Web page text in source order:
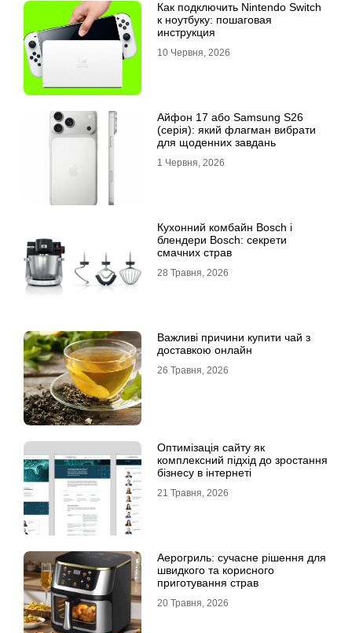
Как подключить Nintendo Switch
к ноутбуку: пошаговая
инструкция
10 Червня, 2026
Айфон 17 або Samsung S26
(серія): який флагман вибрати
для щоденних завдань
1 Червня, 2026
Кухонний комбайн Bosch і
блендери Bosch: секрети
смачних страв
28 Травня, 2026
Важливі причини купити чай з
доставкою онлайн
26 Травня, 2026
Оптимізація сайту як
комплексний підхід до зростання
бізнесу в інтернеті
21 Травня, 2026
Аерогриль: сучасне рішення для
швидкого та корисного
приготування страв
20 Травня, 2026